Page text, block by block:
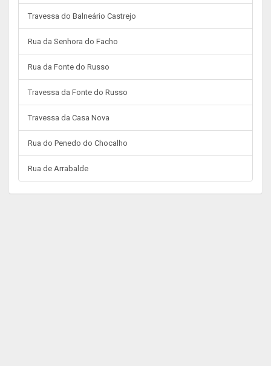
Travessa do Balneário Castrejo
Rua da Senhora do Facho
Rua da Fonte do Russo
Travessa da Fonte do Russo
Travessa da Casa Nova
Rua do Penedo do Chocalho
Rua de Arrabalde